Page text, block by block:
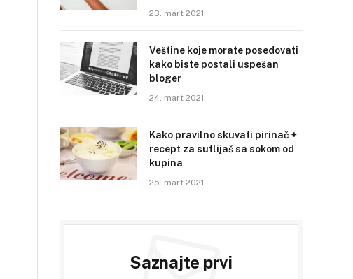
23. mart 2021.
Veštine koje morate posedovati
kako biste postali uspešan
bloger
24. mart 2021.
Kako pravilno skuvati pirinač +
recept za sutlijaš sa sokom od
kupina
25. mart 2021.
Saznajte prvi